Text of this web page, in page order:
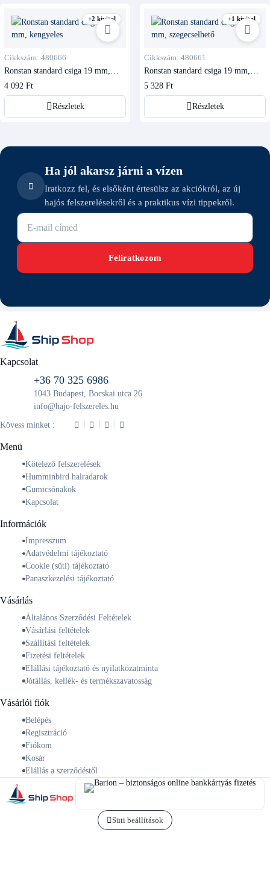
+2 kivitel
Cikkszám: 480666
Ronstan standard csiga 19 mm,
4 092 Ft
Részletek
+1 kivitel
Cikkszám: 480661
Ronstan standard csiga 19 mm,
5 328 Ft
Részletek
Ha jól akarsz járni a vízen
Iratkozz fel, és elsőként értesülsz az akciókról, az új
hajós felszerelésekről és a praktikus vízi tippekről.
E-mail cím
Feliratkozom
Kapcsolat
+36 70 325 6986
1043 Budapest, Bocskai utca 26.
info@hajo-felszereles.hu
Kövess minket :
Menü
Kötelező felszerelések
Humminbird halradarok
Gumicsónakok
Kapcsolat
Információk
Impresszum
Adatvédelmi tájékoztató
Cookie (süti) tájékoztató
Panaszkezelési tájékoztató
Vásárlás
Általános Szerződési Feltételek
Vásárlási feltételek
Szállítási feltételek
Fizetési feltételek
Elállási tájékoztató és nyilatkozatminta
Jótállás, kellék- és termékszavatosság
Vásárlói fiók
Belépés
Regisztráció
Fiókom
Kosár
Elállás a szerződéstől
Süti beállítások